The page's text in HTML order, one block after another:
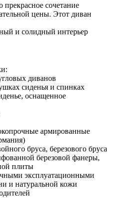
сочетание
цены. Этот диван
и солидный интерьер
диванов
сиденья и спинках
оснащенное
армированные
бруса, березового бруса
березовой фанеры,
плиты
эксплуатационными
и натуральной кожи